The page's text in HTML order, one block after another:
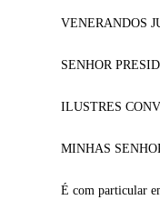
VENERANDOS
SENHOR
ILUSTRES
MINHAS
É com particular